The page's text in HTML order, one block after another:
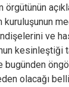
ve
kesinleştiği
bugünden
olacağı